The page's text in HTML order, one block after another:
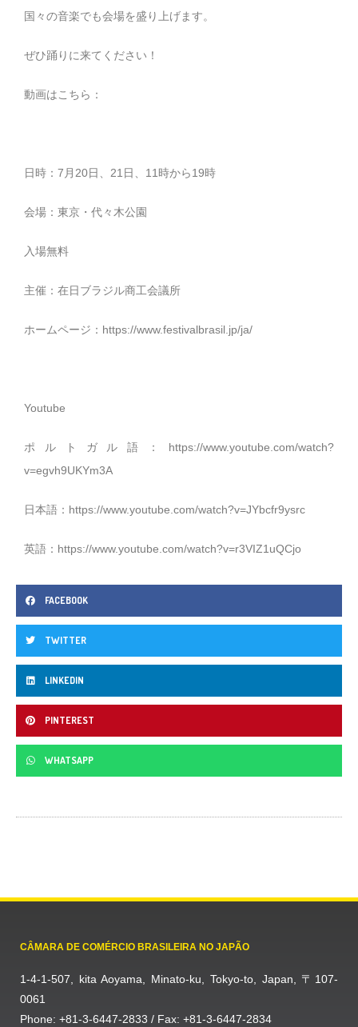
国々の音楽でも会場を盛り上げます。
ぜひ踊りに来てください！
動画はこちら：
日時：7月20日、21日、11時から19時
会場：東京・代々木公園
入場無料
主催：在日ブラジル商工会議所
ホームページ： https://www.festivalbrasil.jp/ja/
Youtube
ポルトガル語： https://www.youtube.com/watch?
v=egvh9UKYm3A
日本語： https://www.youtube.com/watch?v=JYbcfr9ysrc
英語： https://www.youtube.com/watch?v=r3VIZ1uQCjo
FACEBOOK
TWITTER
LINKEDIN
PINTEREST
WHATSAPP
CÂMARA DE COMÉRCIO BRASILEIRA NO JAPÃO
1-4-1-507, kita Aoyama, Minato-ku, Tokyo-to, Japan, 〒107-
0061
Phone: +81-3-6447-2833 / Fax: +81-3-6447-2834